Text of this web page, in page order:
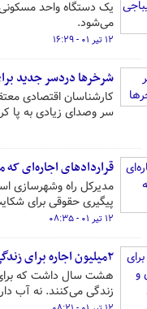
می‌شود.
۱۲ تیر ۰۱ - ۱۶:۲۹
شرخرها دردسر جدید
کارشناسان اقتصادی
سر وصدای زیادی به پا
قراردادهای اجاره‌ای
مدیرکل راه وشهرسازی
پیگیری حقوقی برای
۱۲ تیر ۰۱ - ۰۸:۳۵
۲میلیون اجاره برای زندگی در گاوداری و اصطبل/ کودک ۸ ساله در آب‌ بند گاوداری خفه شد +عکس
هشت سال داشت که
زندگی می‌کنند. نه آب دارند نه